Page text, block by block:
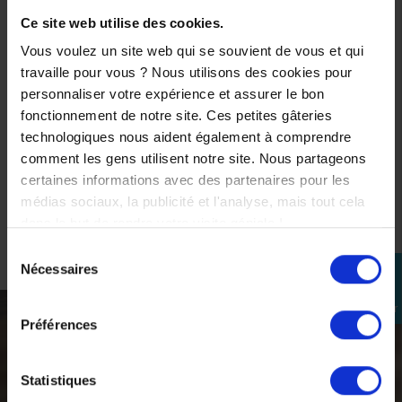
Ce site web utilise des cookies.
Vous voulez un site web qui se souvient de vous et qui
travaille pour vous ? Nous utilisons des cookies pour
personnaliser votre expérience et assurer le bon
fonctionnement de notre site. Ces petites gâteries
technologiques nous aident également à comprendre
comment les gens utilisent notre site. Nous partageons
certaines informations avec des partenaires pour les
médias sociaux, la publicité et l'analyse, mais tout cela
consentement
Nécessaires
Préférences
Statistiques
perm_identity
connecter
d'entretien
description
Découvrir